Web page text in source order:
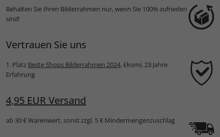
Behalten Sie Ihren Bilderrahmen nur, wenn Sie 100% zufrieden
sind!
Vertrauen Sie uns
1. Platz Beste Shops Bilderrahmen 2024, Ekomi, 23 Jahre
Erfahrung
4,95 EUR Versand
ab 30 € Warenwert, sonst zzgl. 5 € Mindermengenzuschlag